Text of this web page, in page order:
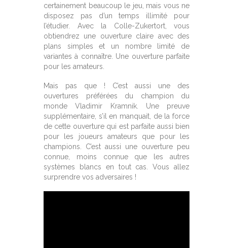
certainement beaucoup le jeu, mais vous ne
disposez pas d’un temps illimité pour
l’étudier. Avec la Colle-Zukertort, vous
obtiendrez une ouverture claire avec des
plans simples et un nombre limité de
variantes à connaître. Une ouverture parfaite
pour les amateurs.
Mais pas que ! C’est aussi une des
ouvertures préférées du champion du
monde Vladimir Kramnik. Une preuve
supplémentaire, s’il en manquait, de la force
de cette ouverture qui est parfaite aussi bien
pour les joueurs amateurs que pour les
champions. C’est aussi une ouverture peu
connue, moins connue que les autres
systèmes blancs en tout cas. Vous allez
surprendre vos adversaires !